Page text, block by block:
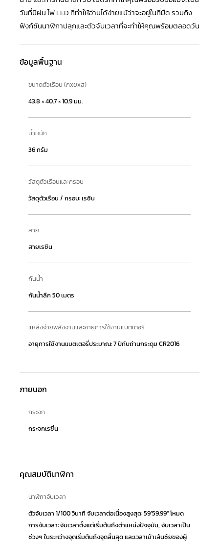
วันที่มีฝน ไฟ LED ที่ทำให้อ่านได้ง่ายแม้ว่าจะอยู่ในที่มืด รวมถึง
ฟังก์ชันนาฬิกาปลุกและตัวจับเวลาที่จะทำให้คุณพร้อมตลอดวัน
ข้อมูลพื้นฐาน
ขนาดตัวเรือน (กxยxส)
43.8 × 40.7 × 10.9 มม.
น้ำหนัก
36 กรัม
วัสดุตัวเรือนและกรอบ
วัสดุตัวเรือน / กรอบ: เรซิน
สาย
สายเรซิน
กันน้ำ
กันน้ำลึก 50 เมตร
แหล่งจ่ายพลังงานและอายุการใช้งานแบตเตอรี่
อายุการใช้งานแบตเตอรี่ประมาณ: 7 ปีกับถ่านกระดุม CR2016
ภายนอก
กระจก
กระจกเรซิ่น
คุณสมบัตินาฬิกา
นาฬิกาจับเวลา
ตัวจับเวลา 1/100 วินาที จับเวลาต่อเนื่องสูงสุด: 59’59.99″ โหมด
การจับเวลา: จับเวลาตั้งแต่เริ่มต้นถึงตำแหน่งปัจจุบัน, จับเวลาเป็น
ช่วงๆ ในระหว่างจุดเริ่มต้นถึงจุดสิ้นสุด และเวลาเข้าเส้นชัยของผู้